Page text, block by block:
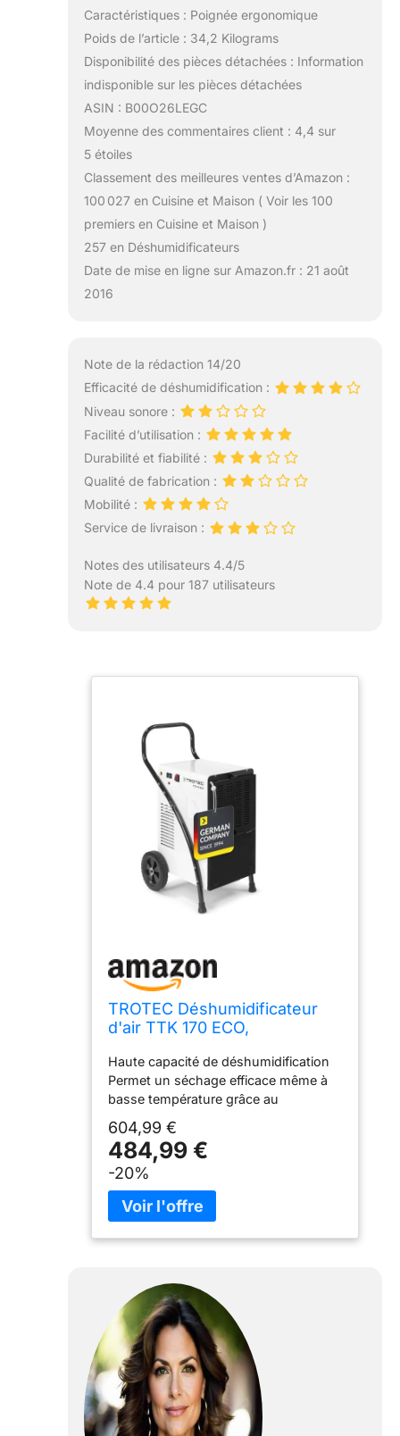
Caractéristiques : Poignée ergonomique
Poids de l’article : 34,2 Kilograms
Disponibilité des pièces détachées : Information
indisponible sur les pièces détachées
ASIN : B00O26LEGC
Moyenne des commentaires client : 4,4 sur
5 étoiles
Classement des meilleures ventes d’Amazon :
100 027 en Cuisine et Maison ( Voir les 100
premiers en Cuisine et Maison )
257 en Déshumidificateurs
Date de mise en ligne sur Amazon.fr : 21 août
2016
Note de la rédaction 14/20
Efficacité de déshumidification :
Niveau sonore :
Facilité d’utilisation :
Durabilité et fiabilité :
Qualité de fabrication :
Mobilité :
Service de livraison :
Notes des utilisateurs 4.4/5
Note de 4.4 pour 187 utilisateurs
TROTEC Déshumidificateur
d'air TTK 170 ECO,
Haute capacité de déshumidification
Permet un séchage efficace même à
basse température grâce au
dégivrage à gaz chaud. Construction
robuste Carrosserie en acier, monté
sur roulettes avec poignée pour une
manipulation aisée. Utilisation flexible
Fonctionnement en continu avec
option de raccordement pour
transport et le stockage dans toutes
les positions. Pré-équipé pour
accessoires Prise intégrée pour
hygrostat externe ; compteur
d’heures de service inclus.
604,99 €
484,99 €
-20%